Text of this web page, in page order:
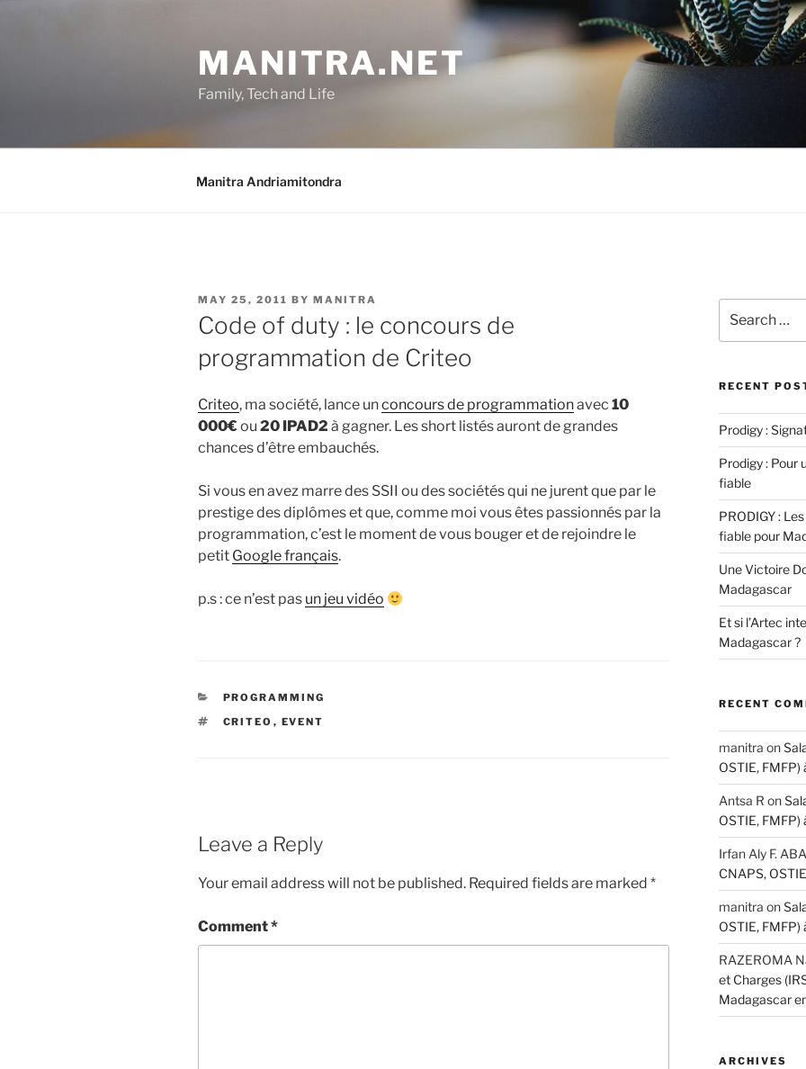
MANITRA.NET
Family, Tech and Life
Manitra Andriamitondra
POSTED
ON
MAY 25, 2011 BY MANITRA
Code of duty : le concours de
programmation de Criteo
Criteo, ma société, lance unconcours de programmationavec 10
000€ ou 20 IPAD2 à gagner. Les short listés auront de grandes
chances d’être embauchés.
Si vous en avez marre des SSII ou des sociétés qui ne jurent que par le
prestige des diplômes et que, comme moi vous êtes passionnés par la
programmation, c’est le moment de vous bouger et de rejoindre le
petit Google français.
p.s : ce n’est pas un jeu vidéo
CATEGORIES
PROGRAMMING
TAGS
CRITEO , EVENT
Leave a Reply
Your email address will not be published. Required fields are marked *
Comment*
for:
RECENT
Prodigy :
Prodigy : Pour
fiable
PRODIGY :
fiable pour
Une Victoire
Madagascar
Et si l’Artec
Madagascar ?
RECENT
manitra on
OSTIE,
Antsa R on
OSTIE,
Irfan Aly F.
CNAPS,
manitra on
OSTIE,
RAZEROMA
et Charges
Madagascar
ARCHIVES